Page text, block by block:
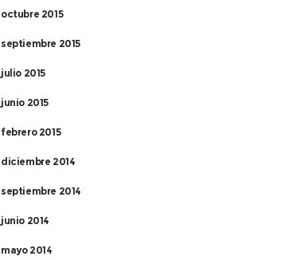
octubre 2015
septiembre 2015
julio 2015
junio 2015
febrero 2015
diciembre 2014
septiembre 2014
junio 2014
mayo 2014